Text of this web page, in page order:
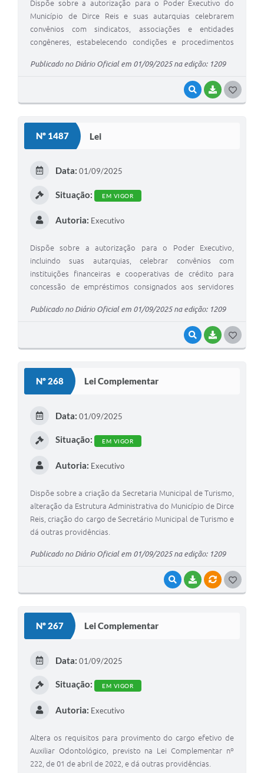
VISUALIZAR
BAIXAR
Dispõe sobre a autorização para o Poder Executivo do
Município de Dirce Reis e suas autarquias celebrarem
convênios com sindicatos, associações e entidades
congêneres, estabelecendo condições e procedimentos
providências.
Publicado no Diário Oficial em 01/09/2025 na edição: 1209
Nº 1487 Lei
VISUALIZAR
BAIXAR
Data: 01/09/2025
Situação: EM VIGOR
Autoria: Executivo
Dispõe sobre a autorização para o Poder Executivo,
incluindo suas autarquias, celebrar convênios com
instituições financeiras e cooperativas de crédito para
concessão de empréstimos consignados aos servidores
comissão, integrantes da administração pública municipal
direta ou indireta, ativos, aposentados ou beneficiários de
pensão, e estabelece condições e procedimentos para
consignações em folha de pagamento.
Publicado no Diário Oficial em 01/09/2025 na edição: 1209
Nº 268 Lei Complementar
VISUALIZAR
BAIXARVÍNCULOS
Data: 01/09/2025
Situação: EM VIGOR
Autoria: Executivo
Dispõe sobre a criação da Secretaria Municipal de Turismo,
alteração da Estrutura Administrativa do Município de Dirce
Reis, criação do cargo de Secretário Municipal de Turismo e
dá outras providências.
Publicado no Diário Oficial em 01/09/2025 na edição: 1209
Nº 267 Lei Complementar
Data: 01/09/2025
Situação: EM VIGOR
Autoria: Executivo
Altera os requisitos para provimento do cargo efetivo de
Auxiliar Odontológico, previsto na Lei Complementar nº
222, de 01 de abril de 2022, e dá outras providências.